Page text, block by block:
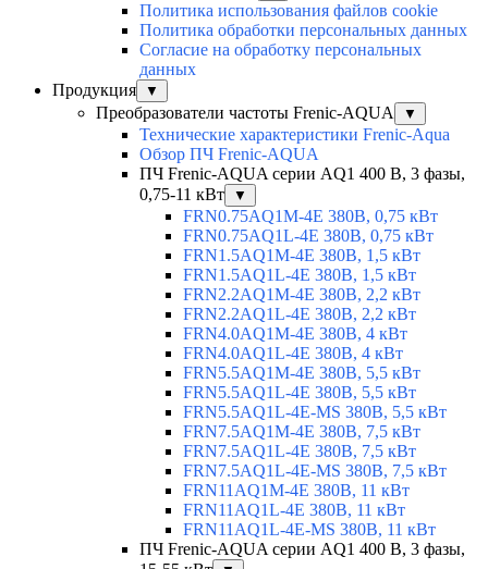
Политика использования файлов cookie
Политика обработки персональных данных
Согласие на обработку персональных
данных
Продукция
▼
Преобразователи частоты Frenic-AQUA ▼
Технические характеристики Frenic-Aqua
Обзор ПЧ Frenic-AQUA
ПЧ Frenic-AQUA серии AQ1 400 В, 3 фазы,
0,75-11 кВт
▼
FRN0.75AQ1M-4E 380В, 0,75 кВт
FRN0.75AQ1L-4E 380В, 0,75 кВт
FRN1.5AQ1M-4E 380В, 1,5 кВт
FRN1.5AQ1L-4E 380В, 1,5 кВт
FRN2.2AQ1M-4E 380В, 2,2 кВт
FRN2.2AQ1L-4E 380В, 2,2 кВт
FRN4.0AQ1M-4E 380В, 4 кВт
FRN4.0AQ1L-4E 380В, 4 кВт
FRN5.5AQ1M-4E 380В, 5,5 кВт
FRN5.5AQ1L-4E 380В, 5,5 кВт
FRN5.5AQ1L-4E-MS 380В, 5,5 кВт
FRN7.5AQ1M-4E 380В, 7,5 кВт
FRN7.5AQ1L-4E 380В, 7,5 кВт
FRN7.5AQ1L-4E-MS 380В, 7,5 кВт
FRN11AQ1M-4E 380В, 11 кВт
FRN11AQ1L-4E 380В, 11 кВт
FRN11AQ1L-4E-MS 380В, 11 кВт
ПЧ Frenic-AQUA серии AQ1 400 В, 3 фазы,